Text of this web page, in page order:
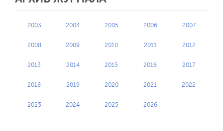
2003 2004 2005 2006 2007
2008 2009 2010 2011 2012
2013 2014 2015 2016 2017
2018 2019 2020 2021 2022
2023 2024 2025 2026